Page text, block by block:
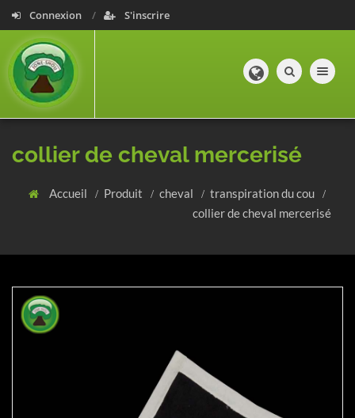
Connexion S'inscrire
Toggle
collier de cheval mercerisé
Accueil Produit cheval
transpiration du cou
collier de cheval mercerisé